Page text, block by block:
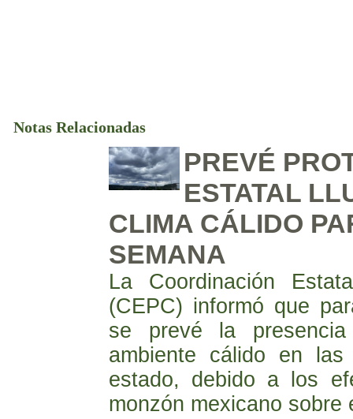
Notas Relacionadas
PREVÉ
ESTATAL
CLIMA CÁLIDO
SEMANA
La Coordinación
(CEPC) informó que
se prevé la
ambiente cálido en
estado, debido a los
monzón mexicano